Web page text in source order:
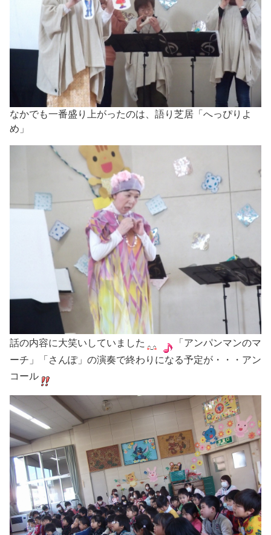
なかでも一番盛り上がったのは、語り芝居「へっぴりよ
め」
話の内容に大笑いしていました
「アンパンマンのマ
ーチ」「さんぽ」の演奏で終わりになる予定が・・・アン
コール